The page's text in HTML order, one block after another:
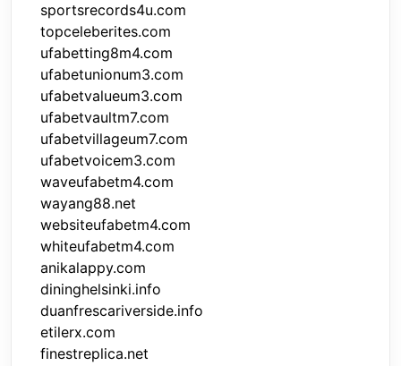
sportsrecords4u.com
topceleberites.com
ufabetting8m4.com
ufabetunionum3.com
ufabetvalueum3.com
ufabetvaultm7.com
ufabetvillageum7.com
ufabetvoicem3.com
waveufabetm4.com
wayang88.net
websiteufabetm4.com
whiteufabetm4.com
anikalappy.com
dininghelsinki.info
duanfrescariverside.info
etilerx.com
finestreplica.net